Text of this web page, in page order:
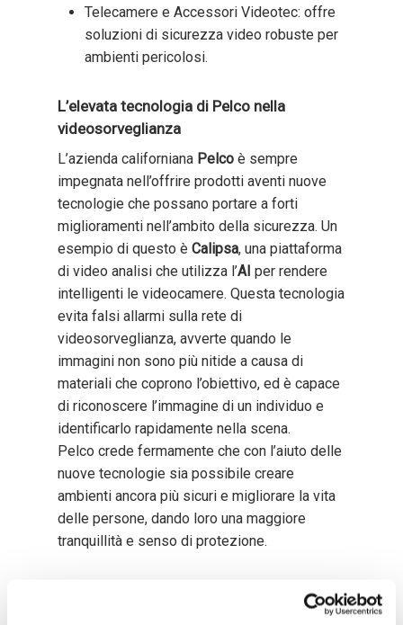
Telecamere e Accessori Videotec: offre
soluzioni di sicurezza video robuste per
ambienti pericolosi.
L’elevata tecnologia di Pelco nella
videosorveglianza
L’azienda californiana Pelco è sempre
impegnata nell’offrire prodotti aventi nuove
tecnologie che possano portare a forti
miglioramenti nell’ambito della sicurezza. Un
esempio di questo è Calipsa, una piattaforma
di video analisi che utilizza l’AI per rendere
intelligenti le videocamere. Questa tecnologia
evita falsi allarmi sulla rete di
videosorveglianza, avverte quando le
immagini non sono più nitide a causa di
materiali che coprono l’obiettivo, ed è capace
di riconoscere l’immagine di un individuo e
identificarlo rapidamente nella scena.
Pelco crede fermamente che con l’aiuto delle
nuove tecnologie sia possibile creare
ambienti ancora più sicuri e migliorare la vita
delle persone, dando loro una maggiore
tranquillità e senso di protezione.